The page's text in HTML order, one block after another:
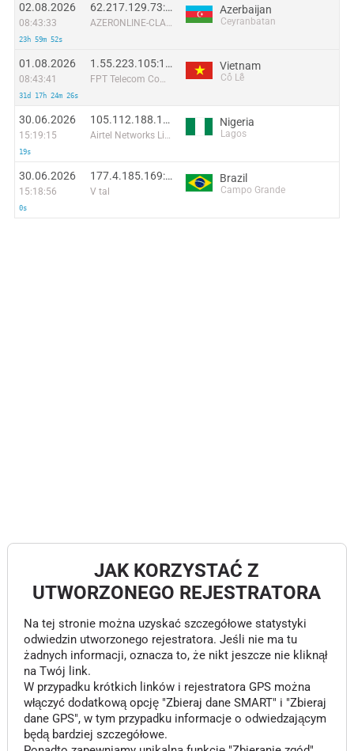
02.08.2026
08:43:33
23h 59m 52s
62.217.129.73:8450
AZERONLINE-CLASS
Azerbaijan
Ceyranbatan
01.08.2026
08:43:41
31d 17h 24m 26s
1.55.223.105:19890
FPT Telecom Company
Vietnam
Cổ Lễ
30.06.2026
15:19:15
19s
105.112.188.154:43436
Airtel Networks Limited
Nigeria
Lagos
30.06.2026
15:18:56
0s
177.4.185.169:32652
V tal
Brazil
Campo Grande
JAK KORZYSTAĆ Z
UTWORZONEGO REJESTRATORA
Na tej stronie można uzyskać szczegółowe statystyki
odwiedzin utworzonego rejestratora. Jeśli nie ma tu
żadnych informacji, oznacza to, że nikt jeszcze nie kliknął
na Twój link.
W przypadku krótkich linków i rejestratora GPS można
włączyć dodatkową opcję "Zbieraj dane SMART" i "Zbieraj
dane GPS", w tym przypadku informacje o odwiedzającym
będą bardziej szczegółowe.